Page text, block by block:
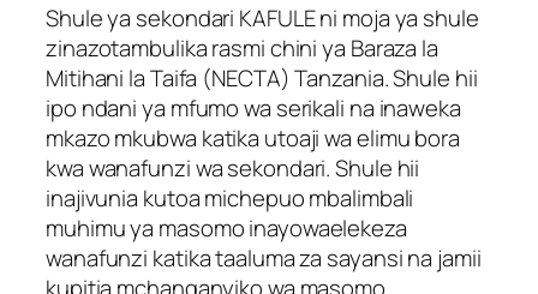
Shule ya sekondari KAFULE ni moja ya shule
zinazotambulika rasmi chini ya Baraza la
Mitihani la Taifa (NECTA) Tanzania. Shule hii
ipo ndani ya mfumo wa serikali na inaweka
mkazo mkubwa katika utoaji wa elimu bora
kwa wanafunzi wa sekondari. Shule hii
inajivunia kutoa michepuo mbalimbali
muhimu ya masomo inayowaelekeza
wanafunzi katika taaluma za sayansi na jamii